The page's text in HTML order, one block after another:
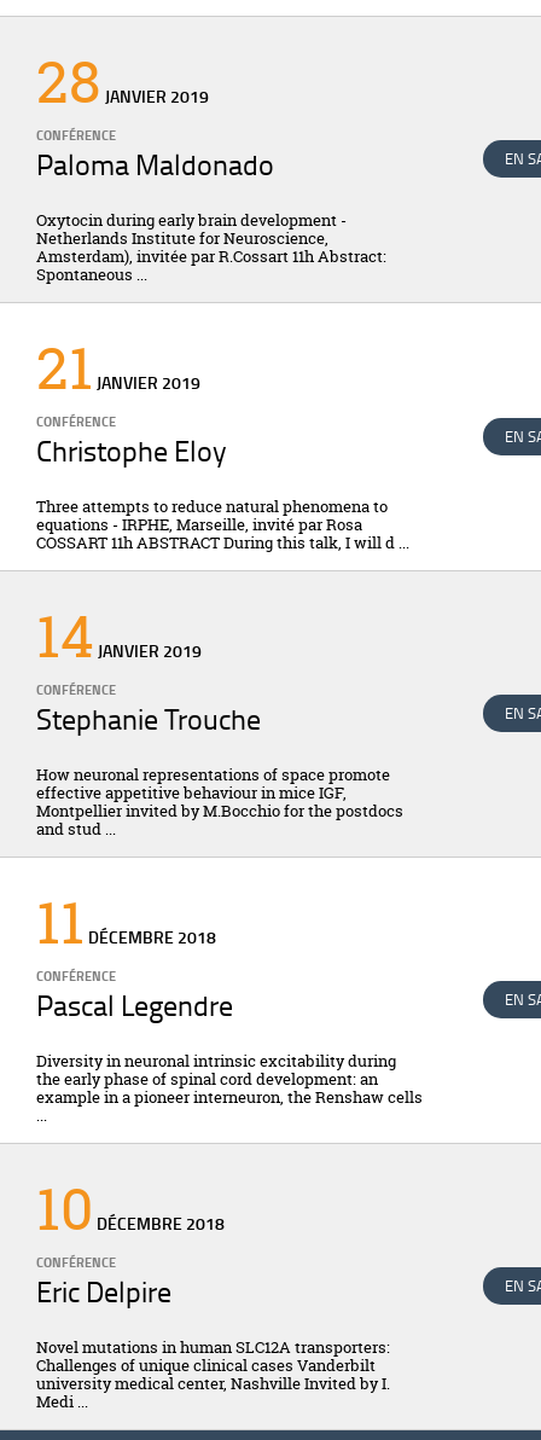
28 JANVIER 2019
CONFÉRENCE
Paloma Maldonado
Oxytocin during early brain development -
Netherlands Institute for Neuroscience,
Amsterdam), invitée par R.Cossart 11h Abstract:
Spontaneous ...
EN
21 JANVIER 2019
CONFÉRENCE
Christophe Eloy
Three attempts to reduce natural phenomena to
equations - IRPHE, Marseille, invité par Rosa
COSSART 11h ABSTRACT During this talk, I will d ...
EN
14 JANVIER 2019
CONFÉRENCE
Stephanie Trouche
How neuronal representations of space promote
effective appetitive behaviour in mice IGF,
Montpellier invited by M.Bocchio for the postdocs
and stud ...
EN
11 DÉCEMBRE2018
CONFÉRENCE
Pascal Legendre
Diversity in neuronal intrinsic excitability during
the early phase of spinal cord development: an
example in a pioneer interneuron, the Renshaw cells
...
EN
10 DÉCEMBRE2018
CONFÉRENCE
Eric Delpire
Novel mutations in human SLC12A transporters:
Challenges of unique clinical cases Vanderbilt
university medical center, Nashville Invited by I.
Medi ...
EN